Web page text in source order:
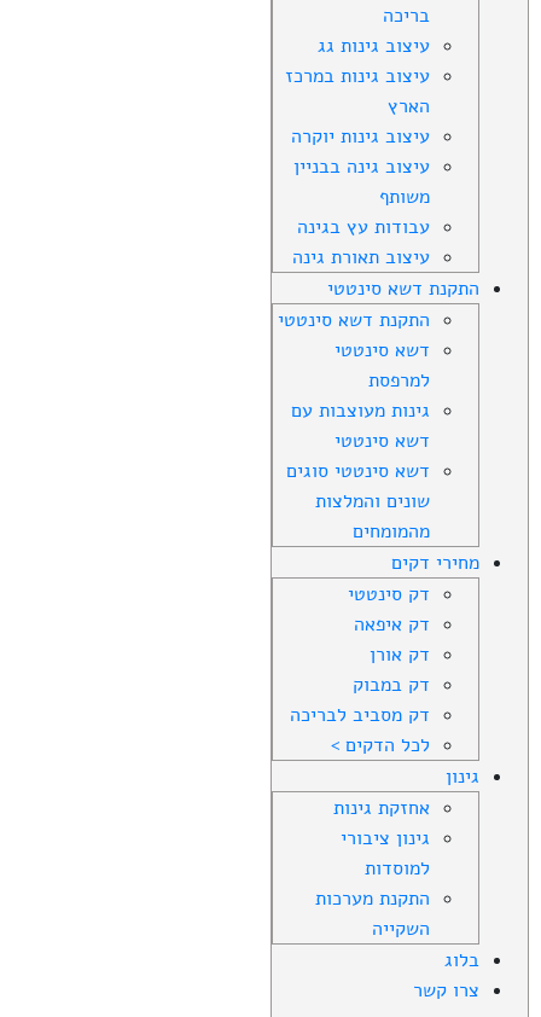
בריכה
עיצוב גינות גג
עיצוב גינות במרכז
הארץ
עיצוב גינות יוקרה
עיצוב גינה בבניין
משותף
עבודות עץ בגינה
עיצוב תאורת גינה
התקנת דשא סינטטי
התקנת דשא סינטטי
דשא סינטטי
למרפסת
גינות מעוצבות עם
דשא סינטטי
דשא סינטטי סוגים
שונים והמלצות
מהמומחים
מחירי דקים
דק סינטטי
דק איפאה
דק אורן
דק במבוק
דק מסביב לבריכה
לכל הדקים >
גינון
אחזקת גינות
גינון ציבורי
למוסדות
התקנת מערכות
השקייה
בלוג
צרו קשר